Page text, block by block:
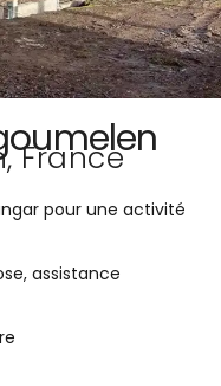
France
pour une activité
assistance